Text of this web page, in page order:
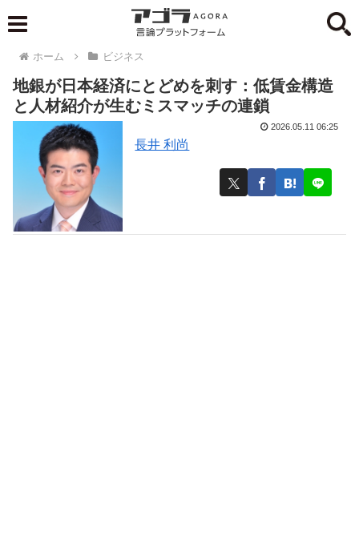
ホーム ビジネス
地銀が日本経済にとどめを刺す：低賃金構造
と人材紹介が生むミスマッチの連鎖
長井 利尚
2026.05.11 06:25